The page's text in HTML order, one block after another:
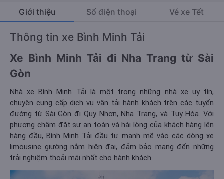
Giới thiệu Số điện thoại Vé xe Tết
Thông tin xe Bình Minh Tải
Xe Bình Minh Tải đi Nha Trang từ Sài
Gòn
Nhà xe Bình Minh Tải là một trong những nhà xe uy tín,
chuyên cung cấp dịch vụ vận tải hành khách trên các tuyến
đường từ Sài Gòn đi Quy Nhơn, Nha Trang, và Tuy Hòa. Với
phương châm đặt sự an toàn và hài lòng của khách hàng lên
hàng đầu, Bình Minh Tải đầu tư mạnh mẽ vào các dòng xe
limousine giường nằm hiện đại, đảm bảo mang đến những
trải nghiệm thoải mái nhất cho hành khách.